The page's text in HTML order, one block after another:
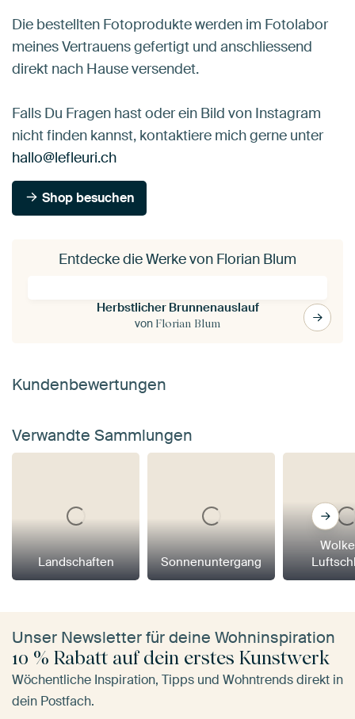
Die bestellten Fotoprodukte werden im Fotolabor
meines Vertrauens gefertigt und anschliessend
direkt nach Hause versendet.
Falls Du Fragen hast oder ein Bild von Instagram
nicht finden kannst, kontaktiere mich gerne unter
hallo@lefleuri.ch
Shop besuchen
Entdecke die Werke von Florian Blum
Herbstlicher Brunnenauslauf
von Florian Blum
Kundenbewertungen
Verwandte Sammlungen
Landschaften Sonnenuntergang
Unser Newsletter für deine Wohninspiration
10 % Rabatt auf dein erstes Kunstwerk
Wöchentliche Inspiration, Tipps und Wohntrends direkt in
dein Postfach.